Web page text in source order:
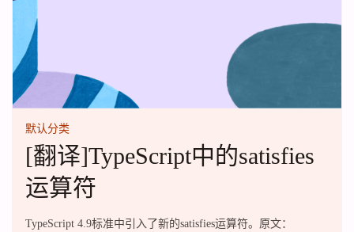
默认分类
[翻译]TypeScript中的satisfies
运算符
TypeScript 4.9标准中引入了新的satisfies运算符。原文：